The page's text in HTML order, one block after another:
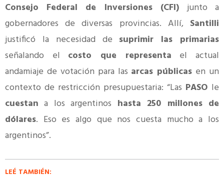
Consejo Federal de Inversiones (CFI)junto a
gobernadores de diversas provincias. Allí, Santilli
justificó la necesidad de suprimir las primarias
señalando el costo que representa el actual
andamiaje de votación para las arcas públicas en un
contexto de restricción presupuestaria: “Las PASO le
cuestan a los argentinos hasta 250 millones de
dólares. Eso es algo que nos cuesta mucho a los
argentinos”.
LEÉ TAMBIÉN: